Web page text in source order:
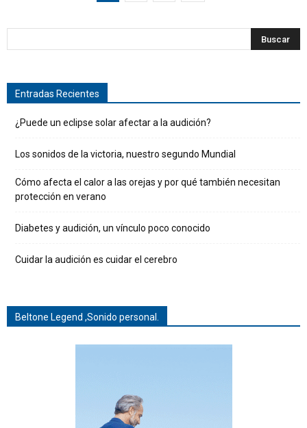
Entradas Recientes
¿Puede un eclipse solar afectar a la audición?
Los sonidos de la victoria, nuestro segundo Mundial
Cómo afecta el calor a las orejas y por qué también necesitan
protección en verano
Diabetes y audición, un vínculo poco conocido
Cuidar la audición es cuidar el cerebro
Beltone Legend ,Sonido personal.